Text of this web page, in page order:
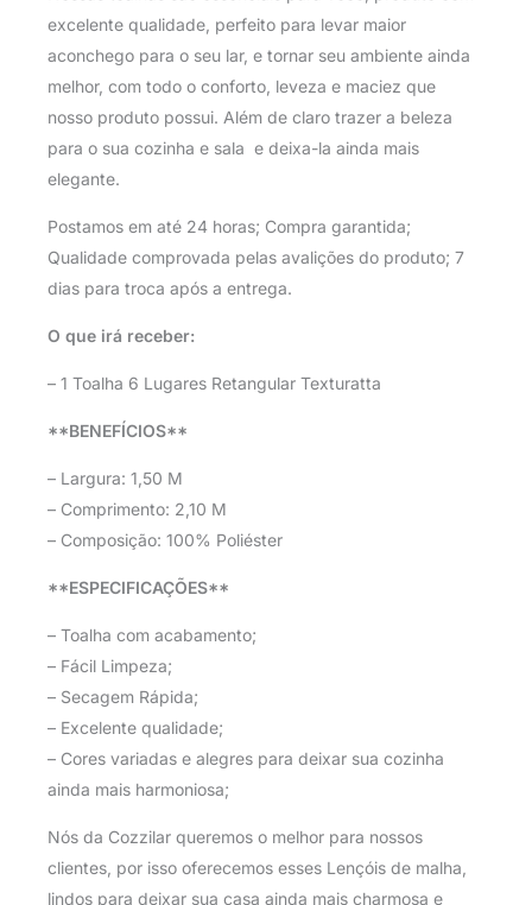
excelente qualidade, perfeito para levar maior
aconchego para o seu lar, e tornar seu ambiente ainda
melhor, com todo o conforto, leveza e maciez que
nosso produto possui. Além de claro trazer a beleza
para o sua cozinha e sala e deixa-la ainda mais
elegante.
Postamos em até 24 horas; Compra garantida;
Qualidade comprovada pelas avalições do produto; 7
dias para troca após a entrega.
O que irá receber:
– 1 Toalha 6 Lugares Retangular Texturatta
**BENEFÍCIOS**
– Largura: 1,50 M
– Comprimento: 2,10 M
– Composição: 100% Poliéster
**ESPECIFICAÇÕES**
– Toalha com acabamento;
– Fácil Limpeza;
– Secagem Rápida;
– Excelente qualidade;
– Cores variadas e alegres para deixar sua cozinha
ainda mais harmoniosa;
Nós da Cozzilar queremos o melhor para nossos
clientes, por isso oferecemos esses Lençóis de malha,
lindos para deixar sua casa ainda mais charmosa e